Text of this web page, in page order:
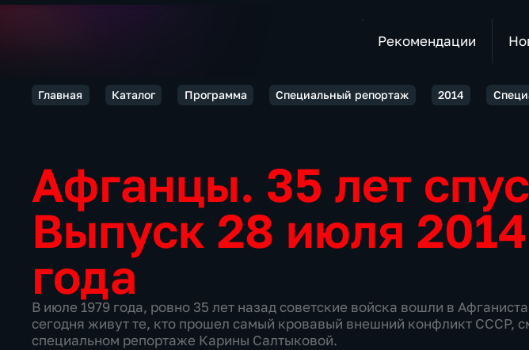
Рекомендации
Главная Каталог Программа Специальный репортаж 2014
Афганцы. 35 лет
Выпуск 28 июля 2014
года
В июле 1979 года, ровно 35 лет назад советские войска вошли в
сегодня живут те, кто прошел самый кровавый внешний конфликт СССР,
специальном репортаже Карины Салтыковой.